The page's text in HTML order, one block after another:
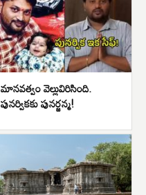
మానవత్వం వెల్లువిరిసింది.
పునర్వికకు పునర్జన్మ!